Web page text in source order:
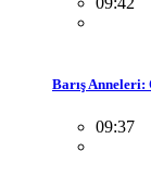
Barış
09:37